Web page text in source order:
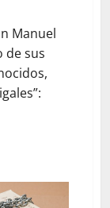
Manuel
de sus